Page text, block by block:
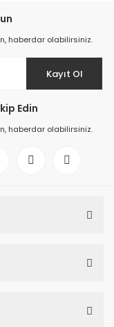
haberdar olabilirsiniz.
Kayıt Ol
Edin
haberdar olabilirsiniz.